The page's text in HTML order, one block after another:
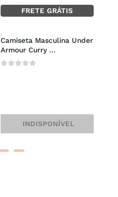
FRETE GRÁTIS
Camiseta Masculina Under
Armour Curry
Embroidered Splash
INDISPONÍVEL